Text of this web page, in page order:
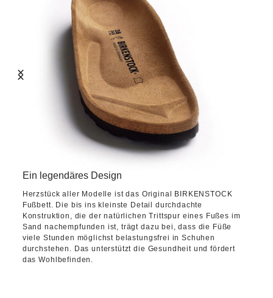
Ein legendäres Design
Herzstück aller Modelle ist das Original BIRKENSTOCK
Fußbett. Die bis ins kleinste Detail durchdachte
Konstruktion, die der natürlichen Trittspur eines Fußes im
Sand nachempfunden ist, trägt dazu bei, dass die Füße
viele Stunden möglichst belastungsfrei in Schuhen
durchstehen. Das unterstützt die Gesundheit und fördert
das Wohlbefinden.